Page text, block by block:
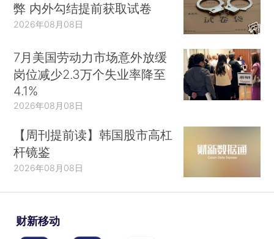
弊 内外勾结提前获取试卷
2026年08月08日
7月美国劳动力市场意外放缓
岗位减少2.3万个失业率降至
4.1%
2026年08月08日
【周刊提前读】韩国股市高杠
杆镜鉴
2026年08月08日
财新移动